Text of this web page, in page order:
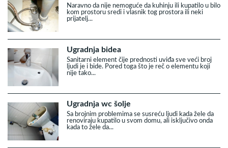
Naravno da nije nemoguće da kuhinju ili kupatilo u bilo
kom prostoru sredi i vlasnik tog prostora ili neki
prijatelj...
Ugradnja bidea
Sanitarni element čije prednosti uviđa sve veći broj
ljudi je i bide. Pored toga što je reč o elementu koji
nije tako...
Ugradnja wc šolje
Sa brojnim problemima se susreću ljudi kada žele da
renoviraju kupatilo u svom domu, ali isključivo onda
kada to žele da...